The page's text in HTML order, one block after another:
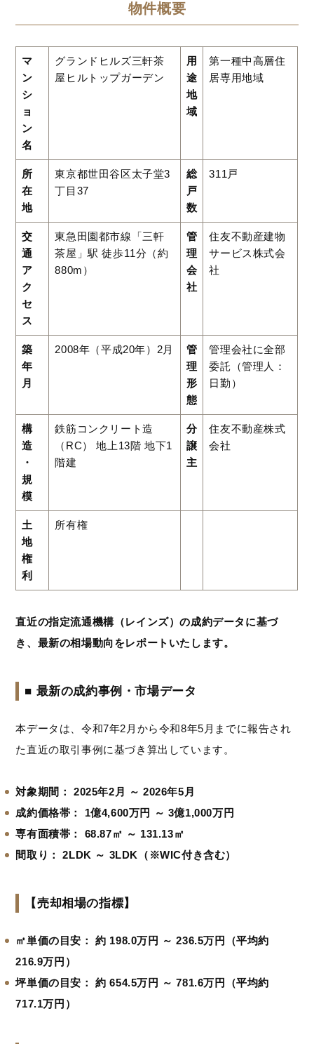
物件概要
マ
ン
シ
ョ
ン
名
グランドヒルズ三軒茶
屋ヒルトップガーデン
用
途
地
域
第一種中高層住
居専用地域
所
在
地
東京都世田谷区太子堂3
丁目37
総
戸
数
311戸
交
通
ア
ク
セ
ス
東急田園都市線「三軒
茶屋」駅 徒歩11分（約
880m）
管
理
会
社
住友不動産建物
サービス株式会
社
築
年
月
2008年（平成20年）2月
管
理
形
態
管理会社に全部
委託（管理人：
日勤）
構
造
・
規
模
鉄筋コンクリート造
（RC） 地上13階 地下1
階建
分
譲
主
住友不動産株式
会社
土
地
権
利
所有権
直近の指定流通機構（レインズ）の成約データに基づ
き、最新の相場動向をレポートいたします。
■ 最新の成約事例・市場データ
本データは、令和7年2月から令和8年5月までに報告され
た直近の取引事例に基づき算出しています。
対象期間：
2025年2月 ～ 2026年5月
成約価格帯：
1億4,600万円 ～ 3億1,000万円
専有面積帯：
68.87㎡ ～ 131.13㎡
間取り：
2LDK ～ 3LDK（※WIC付き含む）
【売却相場の指標】
㎡単価の目安：
約 198.0万円 ～ 236.5万円（平均約
216.9万円）
坪単価の目安：
約 654.5万円 ～ 781.6万円（平均約
717.1万円）